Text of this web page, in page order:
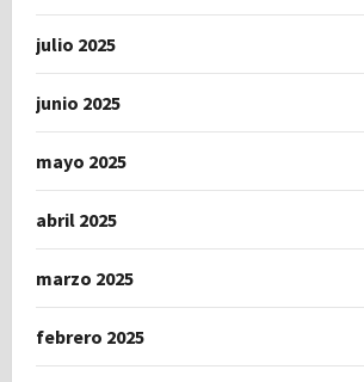
julio 2025
junio 2025
mayo 2025
abril 2025
marzo 2025
febrero 2025